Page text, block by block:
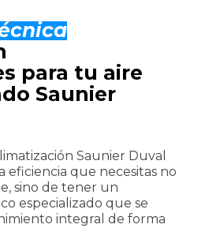
para tu aire
Saunier
Saunier Duval
eficiencia que necesitas no
sino de tener un
especializado que se
integral de forma